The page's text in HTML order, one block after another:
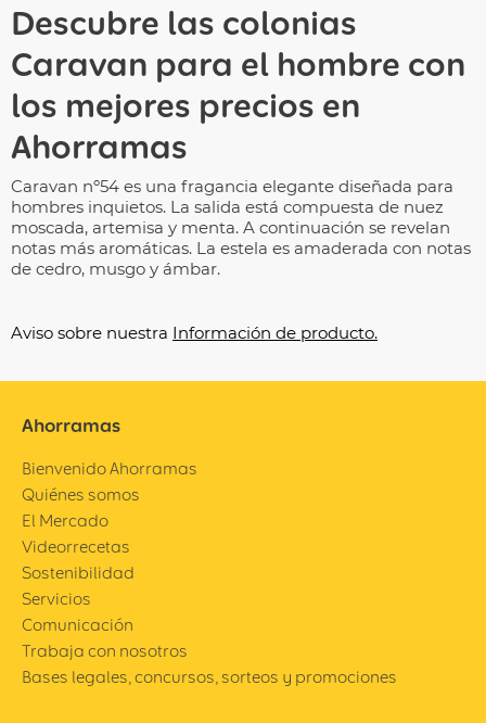
Descubre las colonias
Caravan para el hombre con
los mejores precios en
Ahorramas
Caravan nº54 es una fragancia elegante diseñada para
hombres inquietos. La salida está compuesta de nuez
moscada, artemisa y menta. A continuación se revelan
notas más aromáticas. La estela es amaderada con notas
de cedro, musgo y ámbar.
Aviso sobre nuestra Información de producto.
Ahorramas
Bienvenido Ahorramas
Quiénes somos
El Mercado
Videorrecetas
Sostenibilidad
Servicios
Comunicación
Trabaja con nosotros
Bases legales, concursos, sorteos y promociones